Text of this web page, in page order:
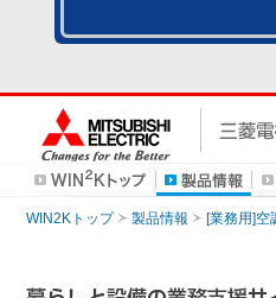
WIN2Kトップ 製品情報 [業務用]空